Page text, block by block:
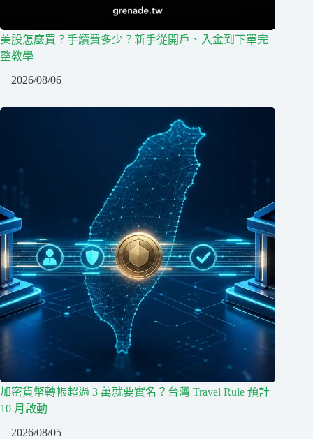
美股怎麼買？手續費多少？新手從開戶、入金到下單完
整教學
2026/08/06
加密貨幣轉帳超過 3 萬就要實名？台灣 Travel Rule 預計
10 月啟動
2026/08/05